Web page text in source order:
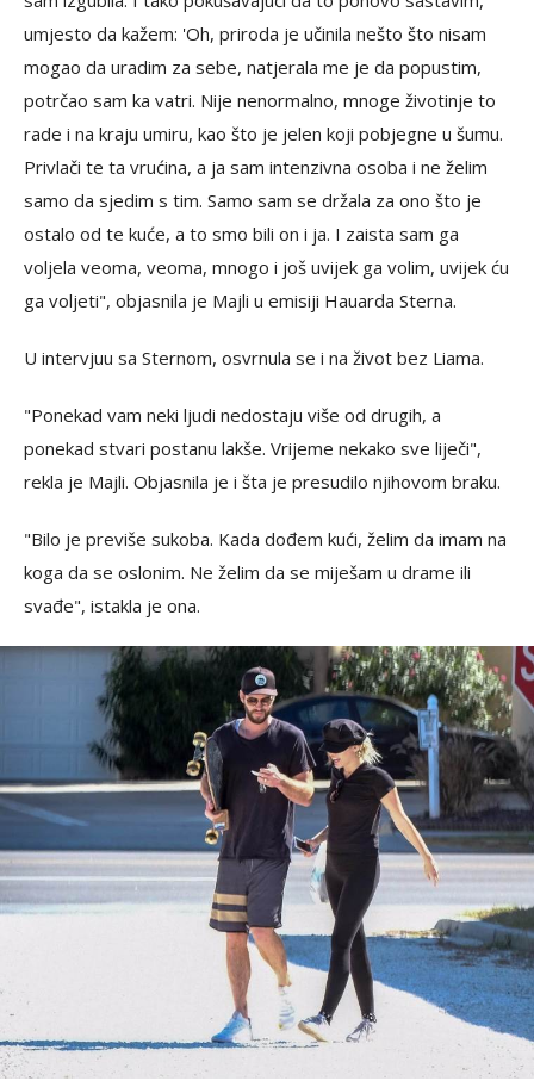
umjesto da kažem: 'Oh, priroda je učinila nešto što nisam
mogao da uradim za sebe, natjerala me je da popustim,
potrčao sam ka vatri. Nije nenormalno, mnoge životinje to
rade i na kraju umiru, kao što je jelen koji pobjegne u šumu.
Privlači te ta vrućina, a ja sam intenzivna osoba i ne želim
samo da sjedim s tim. Samo sam se držala za ono što je
ostalo od te kuće, a to smo bili on i ja. I zaista sam ga
voljela veoma, veoma, mnogo i još uvijek ga volim, uvijek ću
ga voljeti", objasnila je Majli u emisiji Hauarda Sterna.
U intervjuu sa Sternom, osvrnula se i na život bez Liama.
"Ponekad vam neki ljudi nedostaju više od drugih, a
ponekad stvari postanu lakše. Vrijeme nekako sve liječi",
rekla je Majli. Objasnila je i šta je presudilo njihovom braku.
"Bilo je previše sukoba. Kada dođem kući, želim da imam na
koga da se oslonim. Ne želim da se miješam u drame ili
svađe", istakla je ona.